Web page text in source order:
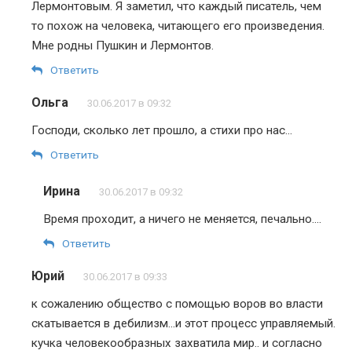
Лермонтовым. Я заметил, что каждый писатель, чем
то похож на человека, читающего его произведения.
Мне родны Пушкин и Лермонтов.
Ответить
Ольга 30.06.2017 в 09:32
Господи, сколько лет прошло, а стихи про нас…
Ответить
Ирина 30.06.2017 в 09:32
Время проходит, а ничего не меняется, печально….
Ответить
Юрий 30.06.2017 в 09:33
к сожалению общество с помощью воров во власти
скатывается в дебилизм…и этот процесс управляемый.
кучка человекообразных захватила мир.. и согласно